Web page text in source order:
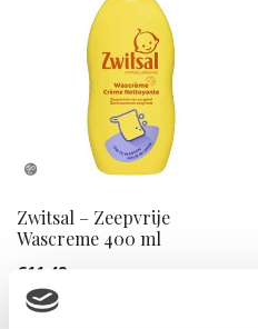
Zwitsal – Zeepvrije
Wascreme 400 ml
€11.49